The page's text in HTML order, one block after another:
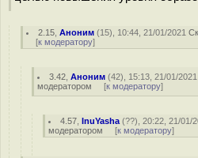
2.15 ,Аноним (15), 10:44, 21/01/2021
[к модератору]
3.42 ,Аноним (42), 15:13, 21/01/
модератором [к модератору]
4.57 ,InuYasha (??), 20:22, 21/01/
модератором [к модератору]